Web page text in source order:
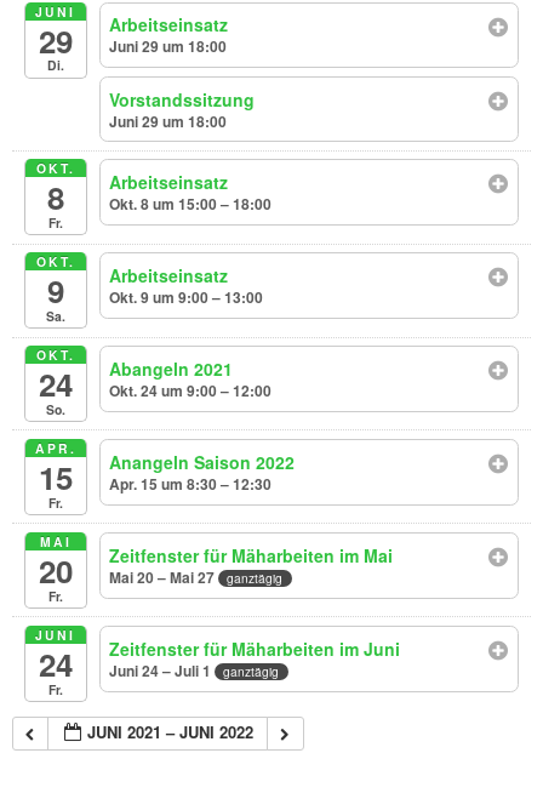
JUNI
29
Di.
Arbeitseinsatz
Juni 29 um 18:00
Vorstandssitzung
Juni 29 um 18:00
OKT.
8
Fr.
Arbeitseinsatz
Okt. 8 um 15:00 – 18:00
OKT.
9
Sa.
Arbeitseinsatz
Okt. 9 um 9:00 – 13:00
OKT.
24
So.
Abangeln 2021
Okt. 24 um 9:00 – 12:00
APR.
15
Fr.
Anangeln Saison 2022
Apr. 15 um 8:30 – 12:30
MAI
20
Fr.
Zeitfenster für Mäharbeiten im Mai
Mai 20 – Mai 27 ganztägig
JUNI
24
Fr.
Zeitfenster für Mäharbeiten im Juni
Juni 24 – Juli 1 ganztägig
JUNI 2021 – JUNI 2022